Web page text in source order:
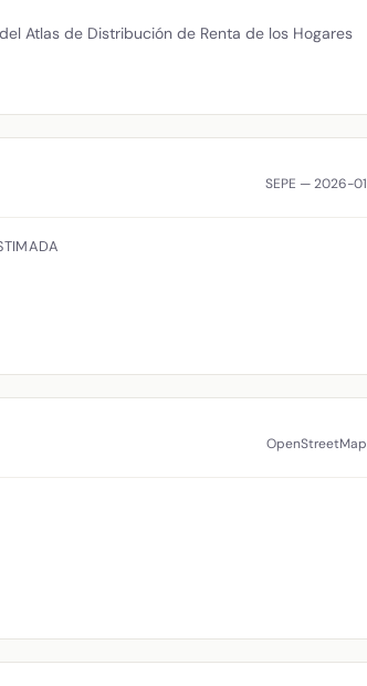
Atlas de Distribución de Renta de los Hogares
SEPE — 2026-01
OpenStreetMap